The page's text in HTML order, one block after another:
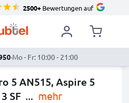
2500+Bewertungen auf
·Mo - Fr: 10:00 - 21:00
5 AN515, Aspire 5
SF ... mehr